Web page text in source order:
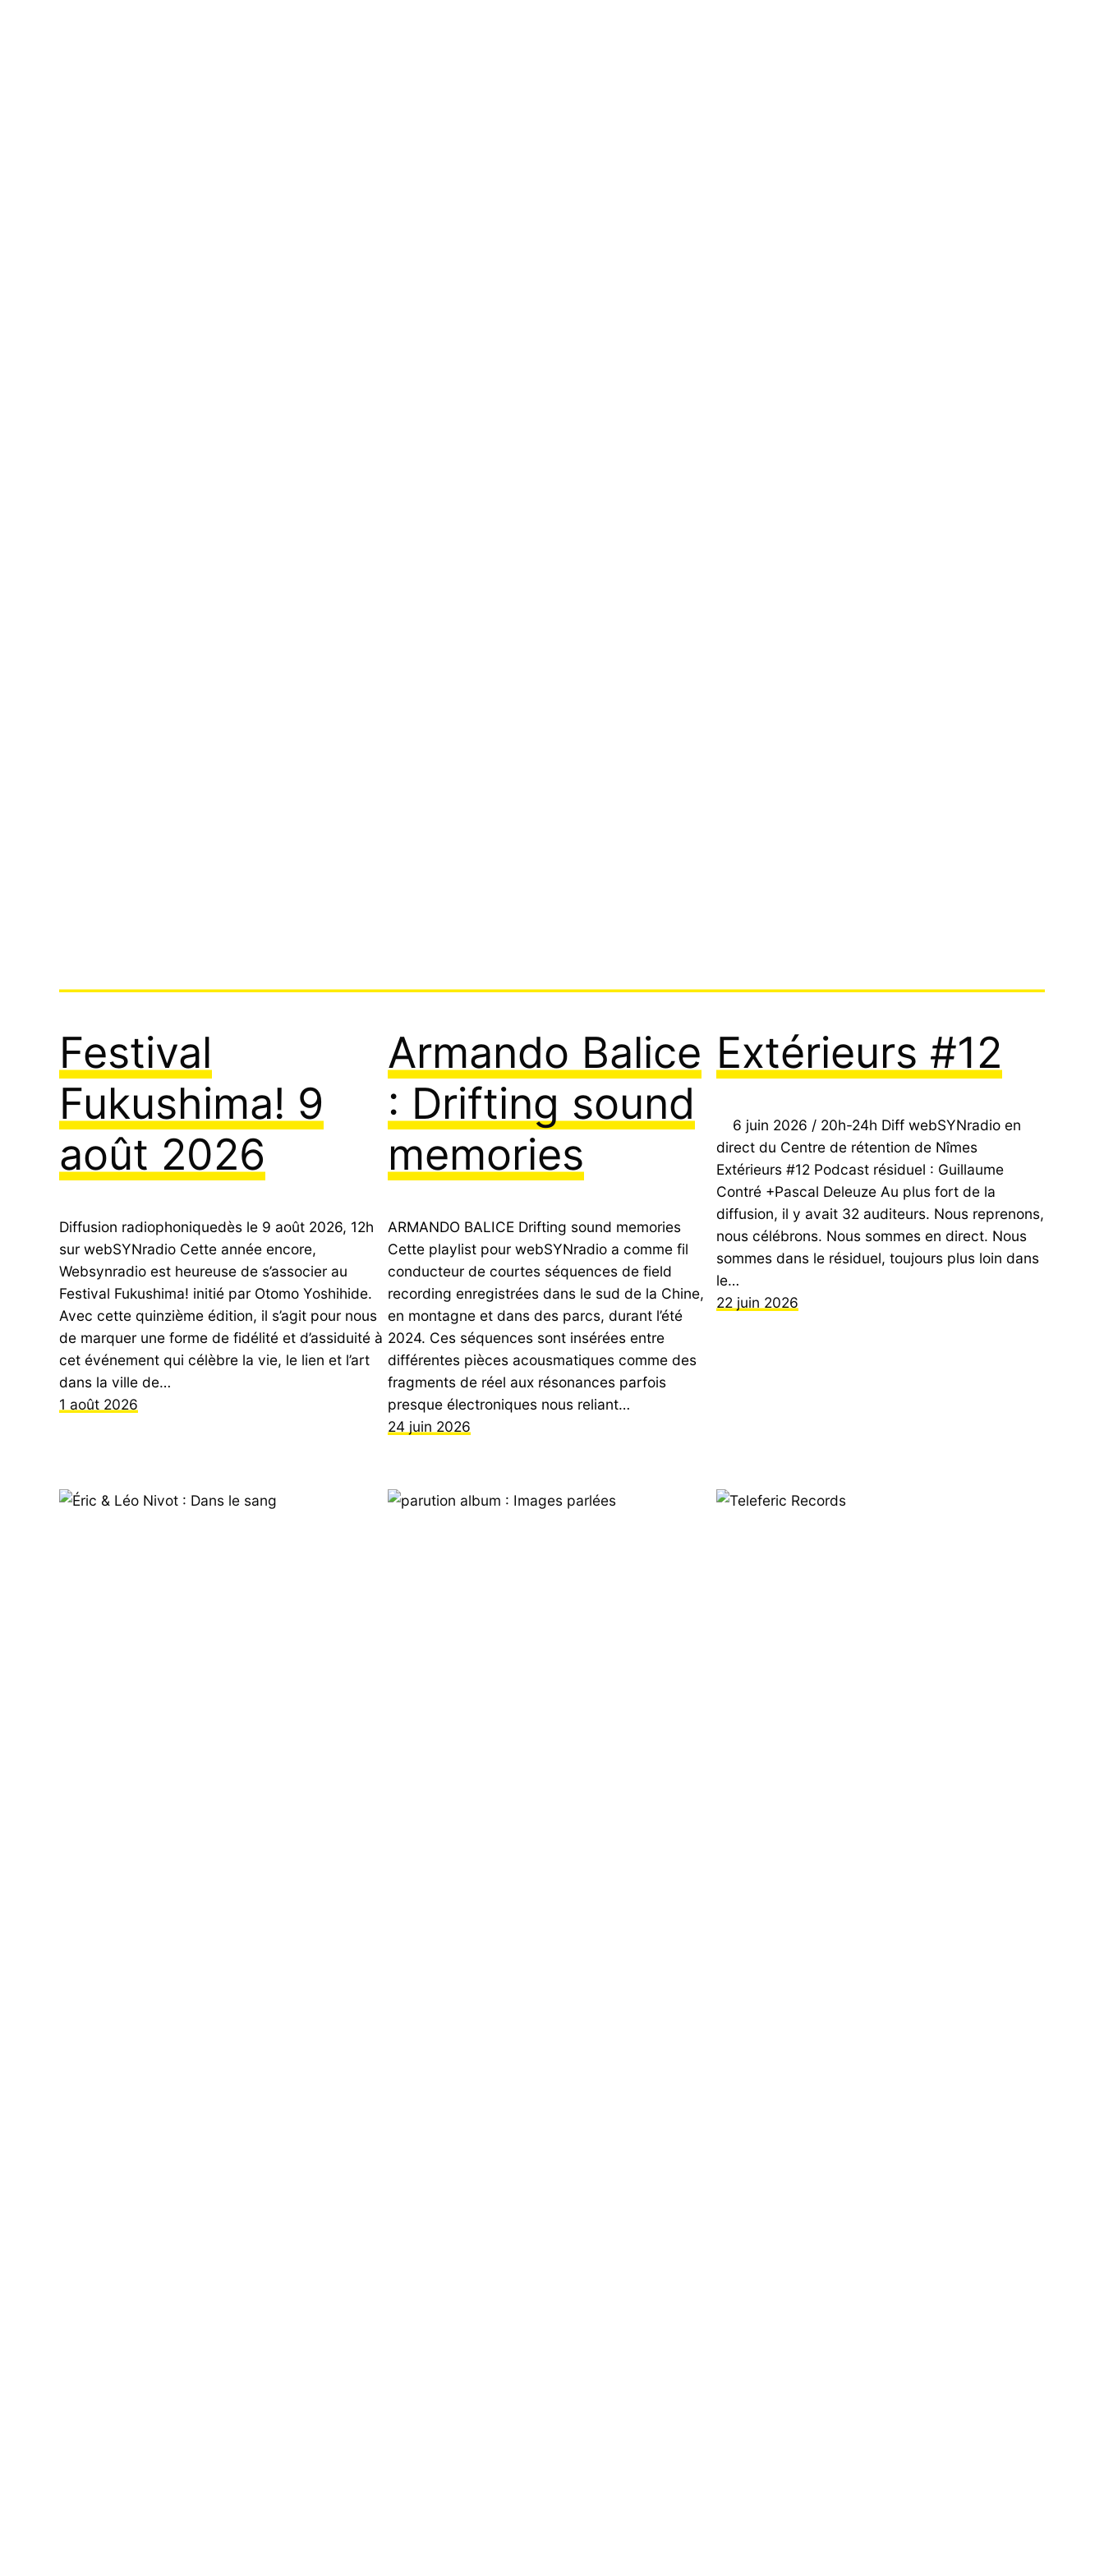
Festival
Fukushima! 9
août 2026
Diffusion radiophoniquedès le 9 août 2026, 12h
sur webSYNradio Cette année encore,
Websynradio est heureuse de s’associer au
Festival Fukushima! initié par Otomo Yoshihide.
Avec cette quinzième édition, il s’agit pour nous
de marquer une forme de fidélité et d’assiduité à
cet événement qui célèbre la vie, le lien et l’art
dans la ville de…
1 août 2026
Armando Balice
: Drifting sound
memories
ARMANDO BALICE Drifting sound memories
Cette playlist pour webSYNradio a comme fil
conducteur de courtes séquences de field
recording enregistrées dans le sud de la Chine,
en montagne et dans des parcs, durant l’été
2024. Ces séquences sont insérées entre
différentes pièces acousmatiques comme des
fragments de réel aux résonances parfois
presque électroniques nous reliant…
24 juin 2026
Extérieurs #12
6 juin 2026 / 20h-24h Diff webSYNradio en
direct du Centre de rétention de Nîmes
Extérieurs #12 Podcast résiduel : Guillaume
Contré +Pascal Deleuze Au plus fort de la
diffusion, il y avait 32 auditeurs. Nous reprenons,
nous célébrons. Nous sommes en direct. Nous
sommes dans le résiduel, toujours plus loin dans
le…
22 juin 2026